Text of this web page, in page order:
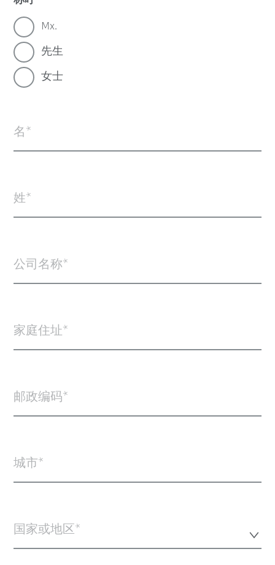
Mx.
先生
女士
名
姓
公司名称
家庭住址
邮政编码
城市
国家或地区*